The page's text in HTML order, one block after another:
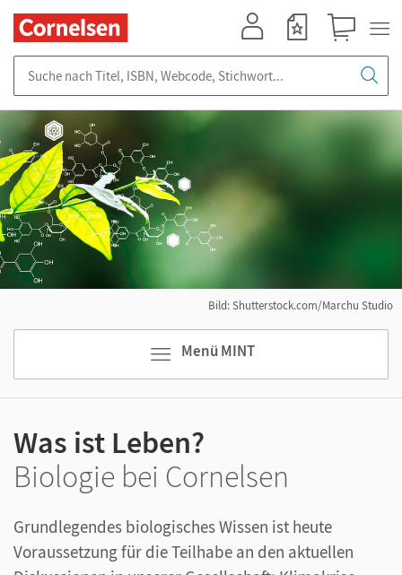
Menü MINT
Bild: Shutterstock.com/Marchu Studio
Was ist Leben?
Biologie bei Cornelsen
Grundlegendes biologisches Wissen ist heute
Voraussetzung für die Teilhabe an den aktuellen